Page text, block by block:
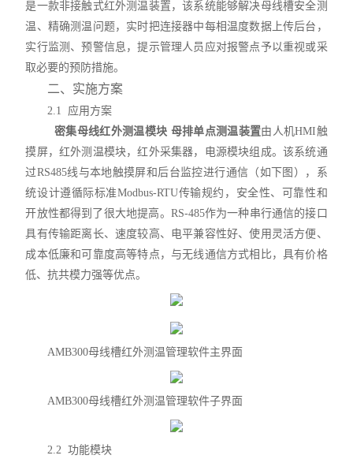
是一款非接触式红外测温装置，该系统能够解决母线槽安全测
温、精确测温问题，实时把连接器中每相温度数据上传后台，
实行监测、预警信息，提示管理人员应对报警点予以重视或采
取必要的预防措施。
二、实施方案
2.1 应用方案
密集母线红外测温模块 母排单点测温装置由人机HMI触
摸屏，红外测温模块，红外采集器，电源模块组成。该系统通
过RS485线与本地触摸屏和后台监控进行通信（如下图），系
统设计遵循际标准Modbus-RTU传输规约，安全性、可靠性和
开放性都得到了很大地提高。RS-485作为一种串行通信的接口
具有传输距离长、速度较高、电平兼容性好、使用灵活方便、
成本低廉和可靠度高等特点，与无线通信方式相比，具有价格
低、抗共模力强等优点。
AMB300母线槽红外测温管理软件主界面
AMB300母线槽红外测温管理软件子界面
2.2 功能模块